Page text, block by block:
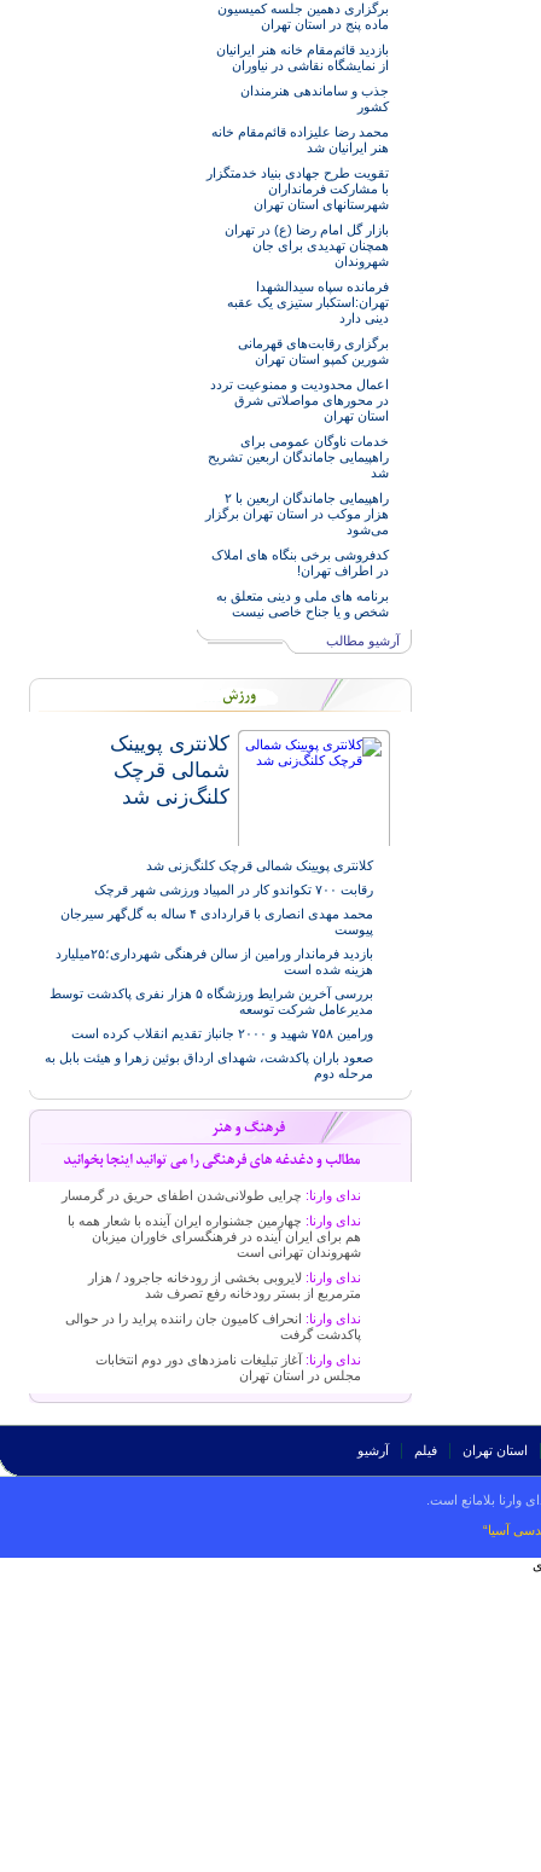
برگزاری دهمین جلسه کمیسیون
ماده پنج در استان تهران
بازدید قائم‌مقام خانه هنر ایرانیان
از نمایشگاه نقاشی در نیاوران
جذب و ساماندهی هنرمندان
کشور
محمد رضا علیزاده قائم‌مقام خانه
هنر ایرانیان شد
تقویت طرح جهادی بنیاد خدمتگزار
با مشارکت فرمانداران
شهرستانهای استان تهران
بازار گل امام رضا (ع) در تهران
همچنان تهدیدی برای جان
شهروندان
فرمانده سپاه سیدالشهدا
تهران:استکبار ستیزی یک عقبه
دینی دارد
برگزاری رقابت‌های قهرمانی
شورین کمپو استان تهران
اعمال محدودیت و ممنوعیت تردد
در محورهای مواصلاتی شرق
استان تهران
خدمات‌ ناوگان عمومی برای
راهپیمایی جاماندگان اربعین تشریح
شد
راهپیمایی جاماندگان اربعین با ۲
هزار موکب در استان تهران برگزار
می‌شود
کدفروشی برخی بنگاه های املاک
در اطراف تهران!
برنامه های ملی و دینی متعلق به
شخص و یا جناح خاصی نیست
آرشیو مطالب
کلانتری پویینک
شمالی قرچک
کلنگ‌زنی شد
کلانتری پویینک شمالی قرچک کلنگ‌زنی شد
رقابت ۷۰۰ تکواندو کار در المپیاد ورزشی شهر قرچک
محمد مهدی انصاری با قراردادی ۴ ساله به گل‌گهر سیرجان
پیوست
بازدید فرماندار ورامین از سالن فرهنگی شهرداری؛۲۵میلیارد
هزینه شده است
بررسی آخرین شرایط ورزشگاه ۵ هزار نفری پاکدشت توسط
مدیرعامل شرکت توسعه
ورامین ۷۵۸ شهید و ۲۰۰۰ جانباز تقدیم انقلاب کرده است
صعود باران پاکدشت، شهدای ارداق بوئین زهرا و هیئت بابل به
مرحله دوم
ندای وارنا: چرایی طولانی‌شدن اطفای حریق در گرمسار
ندای وارنا: چهارمین جشنواره ایران آینده با شعار همه با
هم برای ایران آینده در فرهنگسرای خاوران میزبان
شهروندان تهرانی است
ندای وارنا: لایروبی بخشی از رودخانه جاجرود / هزار
مترمربع از بستر رودخانه رفع تصرف شد
ندای وارنا: انحراف کامیون جان راننده پراید را در حوالی
پاکدشت گرفت
ندای وارنا: آغاز تبلیغات نامزدهای دور دوم انتخابات
مجلس در استان تهران
استان تهران فیلم آرشیو
وارنا بلامانع است.
آسیا“